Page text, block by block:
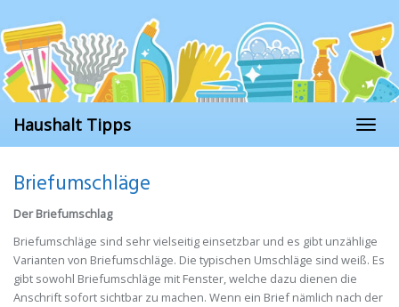
to
main
content
Haushalt Tipps
Briefumschläge
Der Briefumschlag
Briefumschläge sind sehr vielseitig einsetzbar und es gibt unzählige
Varianten von Briefumschläge. Die typischen Umschläge sind weiß. Es
gibt sowohl Briefumschläge mit Fenster, welche dazu dienen die
Anschrift sofort sichtbar zu machen. Wenn ein Brief nämlich nach der